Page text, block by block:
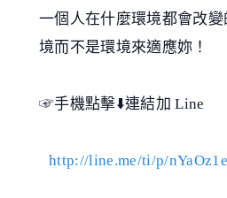
一個人在什麼環境都會改
境而不是環境來適應妳！
☞手機點擊⬇️連結加 Line
http://line.me/ti/p/